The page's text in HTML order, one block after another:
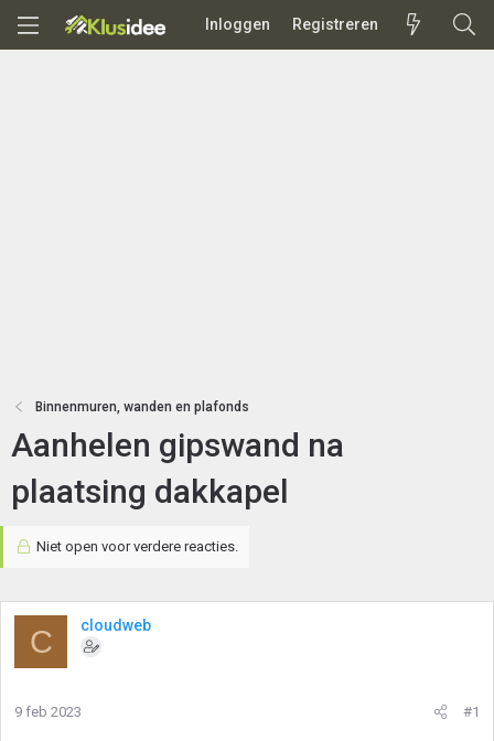
Inloggen Registreren
Binnenmuren, wanden en plafonds
Aanhelen gipswand na
plaatsing dakkapel
Niet open voor verdere reacties.
C cloudweb
9 feb 2023 #1